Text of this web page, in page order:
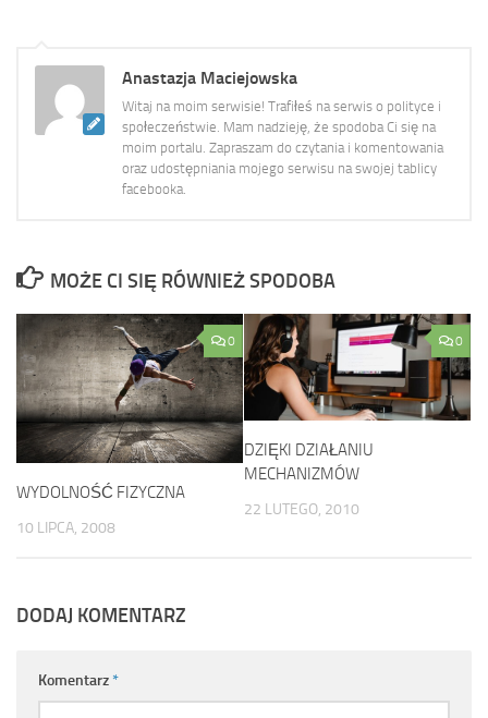
Anastazja Maciejowska
Witaj na moim serwisie! Trafiłeś na serwis o polityce i
społeczeństwie. Mam nadzieję, że spodoba Ci się na
moim portalu. Zapraszam do czytania i komentowania
oraz udostępniania mojego serwisu na swojej tablicy
facebooka.
MOŻE CI SIĘ RÓWNIEŻ SPODOBA
0
WYDOLNOŚĆ FIZYCZNA
10 LIPCA, 2008
0
DZIĘKI DZIAŁANIU
MECHANIZMÓW
22 LUTEGO, 2010
DODAJ KOMENTARZ
Komentarz*